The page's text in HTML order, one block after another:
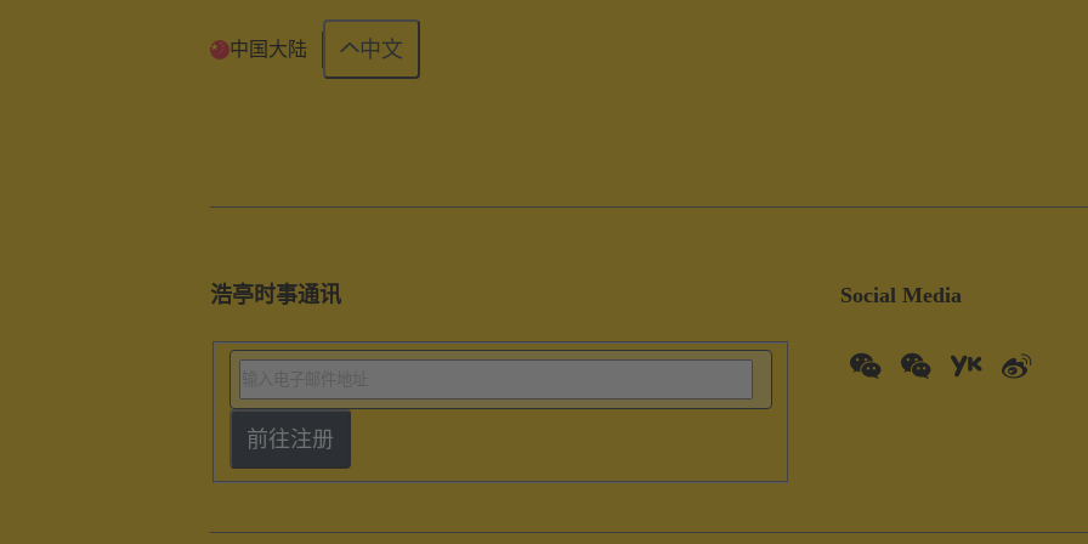
浩亭时事通讯
前往注册
Social Media
中国大陆 中文